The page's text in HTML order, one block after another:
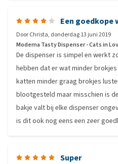
Een goedkope
DoorChrista, donderdag 13 juni 2019
Moderna Tasty Dispenser - Cats in
De dispenser is simpel en werkt
hebben dat er wat minder
katten minder graag brokjes
blootgesteld maar misschien is
bakje valt bij elke dispenser
is dit ook nog eens een zeer
Super